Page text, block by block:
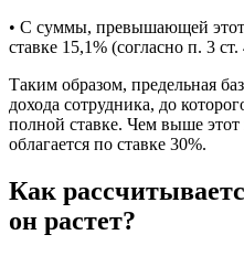
• С суммы, превышающей
ставке 15,1% (согласно п. 3
Таким образом, предельная
дохода сотрудника, до
полной ставке. Чем выше
облагается по ставке 30%.
Как
он растет?